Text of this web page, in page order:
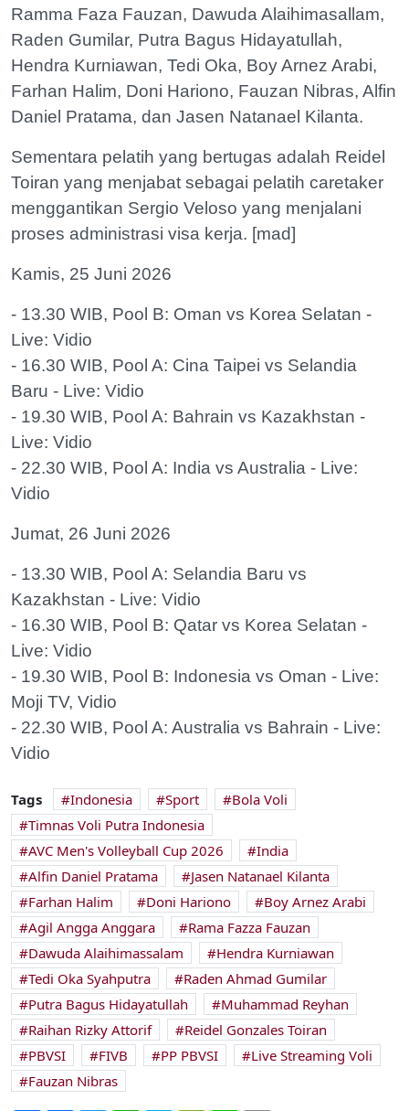
Ramma Faza Fauzan, Dawuda Alaihimasallam,
Raden Gumilar, Putra Bagus Hidayatullah,
Hendra Kurniawan, Tedi Oka, Boy Arnez Arabi,
Farhan Halim, Doni Hariono, Fauzan Nibras, Alfin
Daniel Pratama, dan Jasen Natanael Kilanta.
Sementara pelatih yang bertugas adalah Reidel
Toiran yang menjabat sebagai pelatih caretaker
menggantikan Sergio Veloso yang menjalani
proses administrasi visa kerja. [mad]
Kamis, 25 Juni 2026
- 13.30 WIB, Pool B: Oman vs Korea Selatan -
Live: Vidio
- 16.30 WIB, Pool A: Cina Taipei vs Selandia
Baru - Live: Vidio
- 19.30 WIB, Pool A: Bahrain vs Kazakhstan -
Live: Vidio
- 22.30 WIB, Pool A: India vs Australia - Live:
Vidio
Jumat, 26 Juni 2026
- 13.30 WIB, Pool A: Selandia Baru vs
Kazakhstan - Live: Vidio
- 16.30 WIB, Pool B: Qatar vs Korea Selatan -
Live: Vidio
- 19.30 WIB, Pool B: Indonesia vs Oman - Live:
Moji TV, Vidio
- 22.30 WIB, Pool A: Australia vs Bahrain - Live:
Vidio
Tags Indonesia Sport
Bola Voli
Timnas Voli Putra Indonesia
AVC Men's Volleyball Cup 2026
India
Alfin Daniel Pratama
Jasen Natanael Kilanta
Farhan Halim
Doni Hariono
Boy Arnez Arabi
Agil Angga Anggara
Rama Fazza Fauzan
Dawuda Alaihimassalam
Hendra Kurniawan
Tedi Oka Syahputra
Raden Ahmad Gumilar
Putra Bagus Hidayatullah
Muhammad Reyhan
Raihan Rizky Attorif
Reidel Gonzales Toiran
PBVSI
FIVB PP PBVSI
Live Streaming Voli
Fauzan Nibras